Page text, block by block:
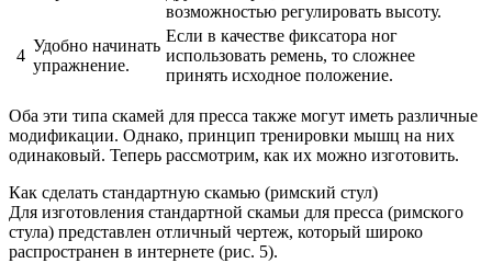
возможностью регулировать высоту.
4
Удобно начинать
упражнение.
Если в качестве фиксатора ног
использовать ремень, то сложнее
принять исходное положение.
Оба эти типа скамей для пресса также могут иметь различные
модификации. Однако, принцип тренировки мышц на них
одинаковый. Теперь рассмотрим, как их можно изготовить.
Как сделать стандартную скамью (римский стул)
Для изготовления стандартной скамьи для пресса (римского
стула) представлен отличный чертеж, который широко
распространен в интернете (рис. 5).